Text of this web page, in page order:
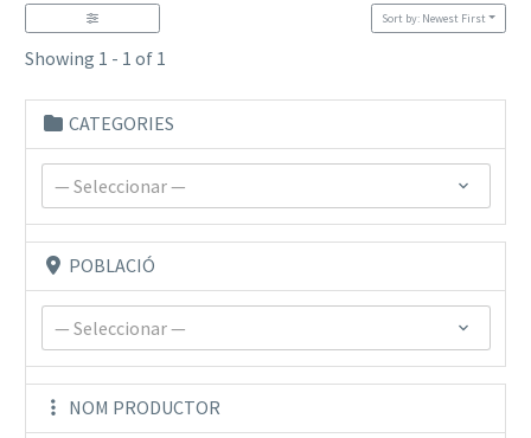
Showing 1 - 1 of 1
Sort by: Newest First
CATEGORIES
— Seleccionar —
POBLACIÓ
— Seleccionar —
NOM PRODUCTOR